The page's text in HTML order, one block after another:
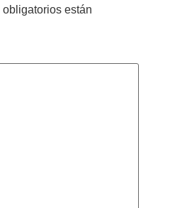
obligatorios están